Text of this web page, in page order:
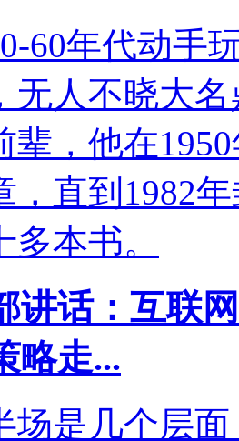
60年代动手
无人不晓大
辈，他在
，直到1982
本书。
讲话：互联
略走...
场是几个层